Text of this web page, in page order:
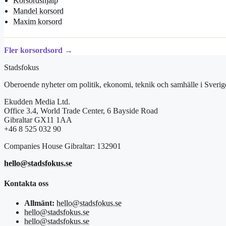
Mandel korsord
Maxim korsord
Fler korsordsord →
Stadsfokus
Oberoende nyheter om politik, ekonomi, teknik och samhälle i
Ekudden Media Ltd.
Office 3.4, World Trade Center, 6 Bayside Road
Gibraltar GX11 1AA
+46 8 525 032 90
Companies House Gibraltar: 132901
hello@stadsfokus.se
Kontakta oss
Allmänt: hello@stadsfokus.se
hello@stadsfokus.se
hello@stadsfokus.se